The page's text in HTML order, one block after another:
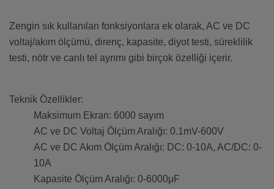
Zengin sık kullanılan fonksiyonlara ek olarak, AC ve DC
voltaj/akım ölçümü, direnç, kapasite, diyot testi, süreklilik
testi, nötr ve canlı tel ayrımı gibi birçok özelliği içerir.
Teknik Özellikler:
Maksimum Ekran: 6000 sayım
AC ve DC Voltaj Ölçüm Aralığı: 0.1mV-600V
AC ve DC Akım Ölçüm Aralığı: DC: 0-10A, AC/DC: 0-
10A
Kapasite Ölçüm Aralığı: 0-6000μF